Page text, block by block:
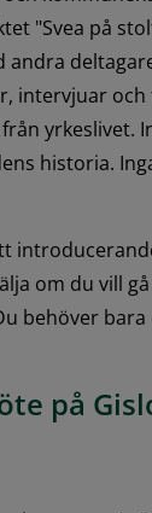
"Svea på
andra
intervjuar
yrkeslivet.
historia.
om du vill
behöver
på